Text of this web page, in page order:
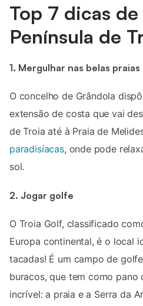
Top 7 dicas
Península de
1. Mergulhar nas belas praias
O concelho de Grândola
extensão de costa que vai
de Troia até à Praia de
paradisíacas, onde pode
sol.
2. Jogar golfe
O Troia Golf, classificado
Europa continental, é o local
tacadas! É um campo de
buracos, que tem como pano
incrível: a praia e a Serra da